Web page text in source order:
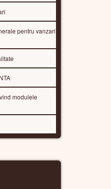
pentru vanzari
modulele